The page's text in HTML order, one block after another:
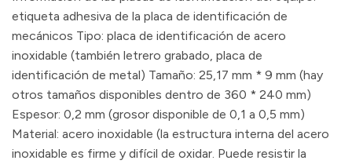
etiqueta adhesiva de la placa de identificación de
mecánicos Tipo: placa de identificación de acero
inoxidable (también letrero grabado, placa de
identificación de metal) Tamaño: 25,17 mm * 9 mm (hay
otros tamaños disponibles dentro de 360 * 240 mm)
Espesor: 0,2 mm (grosor disponible de 0,1 a 0,5 mm)
Material: acero inoxidable (la estructura interna del acero
inoxidable es firme y difícil de oxidar. Puede resistir la